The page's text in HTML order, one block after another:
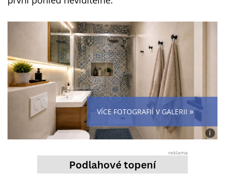
VÍCE FOTOGRAFIÍ V GALERII »
i
Foto:
reklama